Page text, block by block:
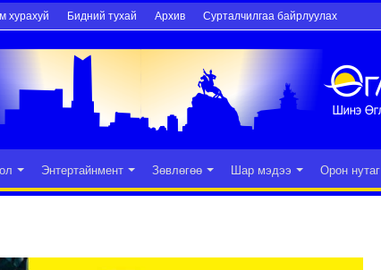
хурахуй Бидний тухай Архив Сурталчилгаа байрлуулах
Энтертайнмент Зөвлөгөө Шар мэдээ Орон нутаг